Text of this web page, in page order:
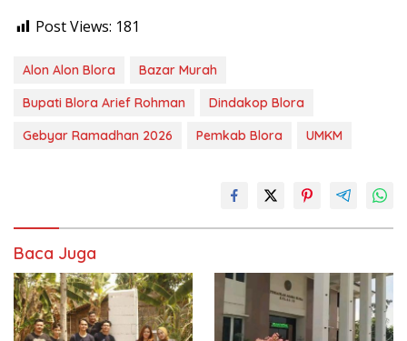
Post Views: 181
Alon Alon Blora
Bazar Murah
Bupati Blora Arief Rohman
Dindakop Blora
Gebyar Ramadhan 2026
Pemkab Blora UMKM
Baca Juga